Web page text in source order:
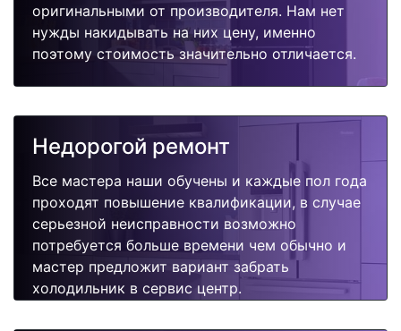
оригинальными от производителя. Нам нет
нужды накидывать на них цену, именно
поэтому стоимость значительно отличается.
Недорогой ремонт
Все мастера наши обучены и каждые пол года
проходят повышение квалификации, в случае
серьезной неисправности возможно
потребуется больше времени чем обычно и
мастер предложит вариант забрать
холодильник в сервис центр.